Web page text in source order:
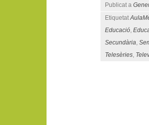
Publicat a
Etiquetat
Educació,
Secundària,
Telesèries,